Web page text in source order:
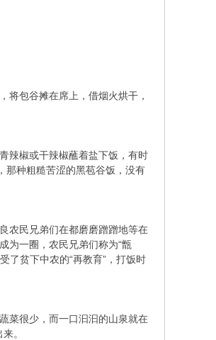
将包谷摊在席上，借烟火烘干，
辣椒或干辣椒蘸着盐下饭，有时
那种粗糙苦涩的黑苞谷饭，没有
农民兄弟们在都磨磨蹭蹭地等在
为一圈，农民兄弟们称为“甑
了贫下中农的“再教育”，打饭时
菜很少，而一口汩汩的山泉就在
。